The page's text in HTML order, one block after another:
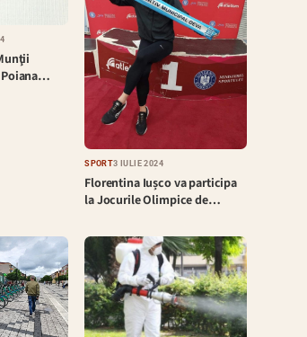
Poiana…
SPORT3 IULIE 2024
Florentina Iușco va participa
la Jocurile Olimpice de…